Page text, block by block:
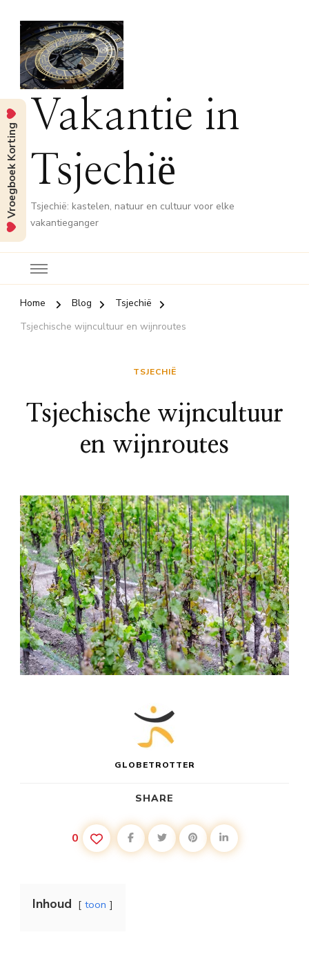
Vakantie in
Tsjechië
Tsjechië: kastelen, natuur en cultuur voor elke
vakantieganger
Home Blog
Tsjechië
Tsjechische wijncultuur en wijnroutes
TSJECHIË
Tsjechische wijncultuur
en wijnroutes
GLOBETROTTER
SHARE
0
Inhoud toon
Vroegboek Korting